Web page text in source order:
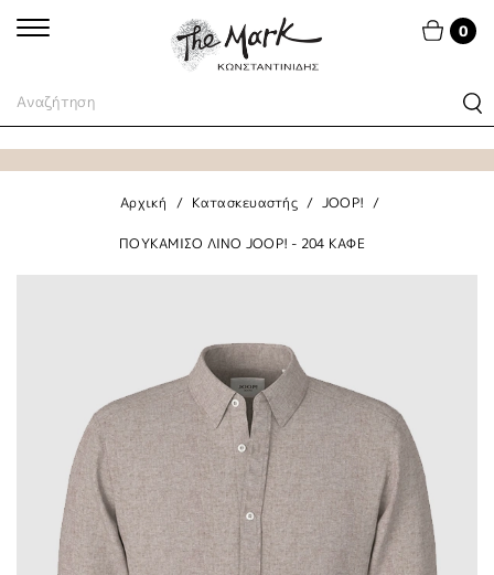
0
Αρχική Κατασκευαστής JOOP!
ΠΟΥΚΑΜΙΣΟ ΛΙΝΟ JOOP! - 204 ΚΑΦΕ